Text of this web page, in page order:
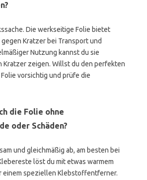
Die werkseitige Folie bietet
Kratzer bei Transport und
Nutzung kannst du sie
Kratzer zeigen. Willst du den perfekten
vorsichtig und prüfe die
die Folie ohne
oder Schäden?
und gleichmäßig ab, am besten bei
löst du mit etwas warmem
einem speziellen Klebstoffentferner.